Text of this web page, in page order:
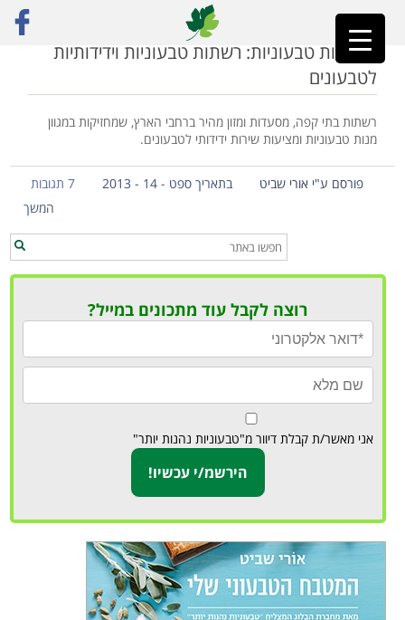
ראשי»רשתות ידידותיות לטבעונים
מסעדות טבעוניות: רשתות טבעוניות וידידותיות
לטבעונים
רשתות בתי קפה, מסעדות ומזון מהיר ברחבי הארץ, שמחזיקות במגוון
מנות טבעוניות ומציעות שירות ידידותי לטבעונים.
פורסם ע"י אורי שביט בתאריך ספט - 14 - 2013
7 תגובות
המשך
רוצה לקבל עוד מתכונים במייל?
אני מאשר/ת קבלת דיוור מ"טבעוניות נהנות יותר"